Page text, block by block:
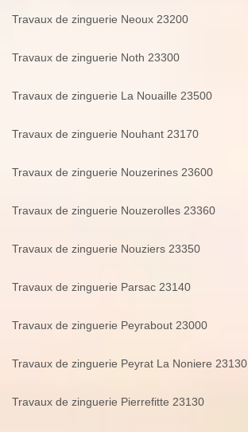
Travaux de zinguerie Neoux 23200
Travaux de zinguerie Noth 23300
Travaux de zinguerie La Nouaille 23500
Travaux de zinguerie Nouhant 23170
Travaux de zinguerie Nouzerines 23600
Travaux de zinguerie Nouzerolles 23360
Travaux de zinguerie Nouziers 23350
Travaux de zinguerie Parsac 23140
Travaux de zinguerie Peyrabout 23000
Travaux de zinguerie Peyrat La Noniere 23130
Travaux de zinguerie Pierrefitte 23130